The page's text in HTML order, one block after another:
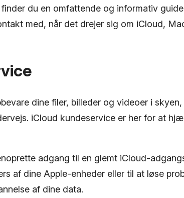
du en omfattende og informativ
med, når det drejer sig om iCloud,
dine filer, billeder og videoer i
iCloud kundeservice er her for at
adgang til en glemt iCloud-
af dine Apple-enheder eller til at løse
af dine data.